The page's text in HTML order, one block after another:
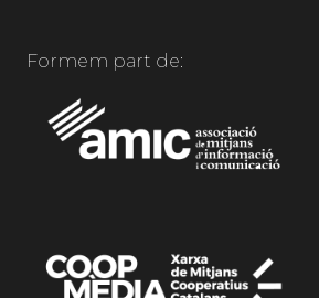
Formem part de: